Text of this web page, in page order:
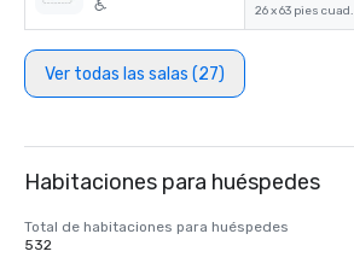
26 x 63 pies cuad.
Ver todas las salas (27)
Habitaciones para huéspedes
Total de habitaciones para huéspedes
532